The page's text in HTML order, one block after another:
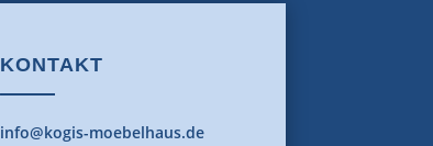
KONTAKT
info@kogis-moebelhaus.de